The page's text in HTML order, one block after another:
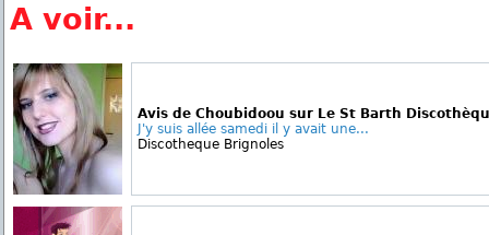
A voir...
Avis de Choubidoou sur Le St Barth
J'y suis allée samedi il y avait une...
Discotheque Brignoles